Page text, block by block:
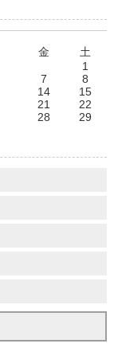
金
土
1
7
8
14
15
21
22
28
29